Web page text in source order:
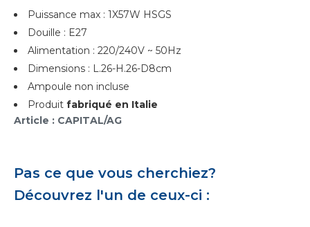
Puissance max : 1X57W HSGS
Douille : E27
Alimentation : 220/240V ~ 50Hz
Dimensions : L.26-H.26-D8cm
Ampoule non incluse
Produit fabriqué en Italie
Article : CAPITAL/AG
Pas ce que vous cherchiez?
Découvrez l'un de ceux-ci :